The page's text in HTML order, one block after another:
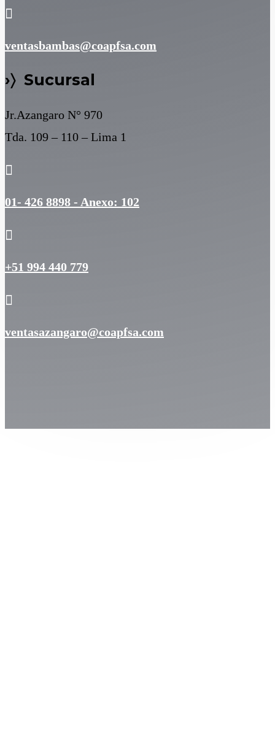

ventasbambas@coapfsa.com
›〉 Sucursal
Jr.Azangaro N° 970
Tda. 109 – 110 – Lima 1

01- 426 8898 - Anexo: 102

+51 994 440 779

ventasazangaro@coapfsa.com